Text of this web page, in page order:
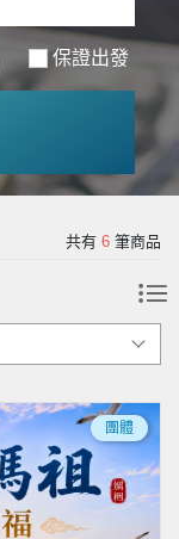
保證出發
共有 6 筆商品
團體